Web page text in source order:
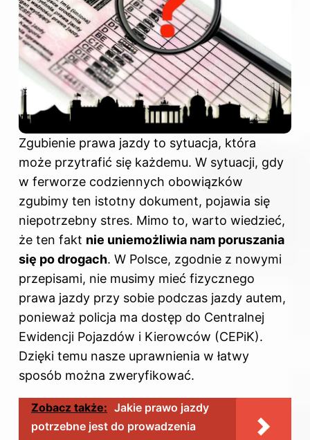
Zgubienie prawa jazdy to sytuacja, która
może przytrafić się każdemu. W sytuacji, gdy
w ferworze codziennych obowiązków
zgubimy ten istotny dokument, pojawia się
niepotrzebny stres. Mimo to, warto wiedzieć,
że ten fakt nie uniemożliwia nam poruszania
się po drogach. W Polsce, zgodnie z nowymi
przepisami, nie musimy mieć fizycznego
prawa jazdy przy sobie podczas jazdy autem,
ponieważ policja ma dostęp do Centralnej
Ewidencji Pojazdów i Kierowców (CEPiK).
Dzięki temu nasze uprawnienia w łatwy
sposób można zweryfikować.
Zobacz także: Jakie prawo jazdy
potrzebne jest do prowadzenia